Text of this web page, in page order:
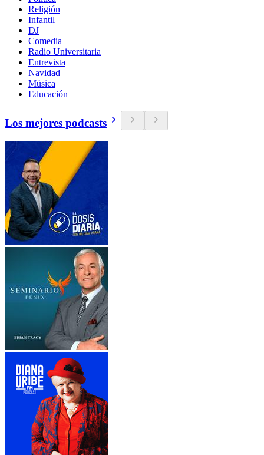
Religión
Infantil
DJ
Comedia
Radio Universitaria
Entrevista
Navidad
Música
Educación
Los mejores podcasts